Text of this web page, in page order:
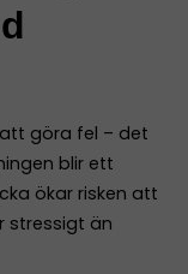
göra fel – det
blir ett
ökar risken att
stressigt än